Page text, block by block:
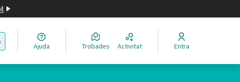
Elegir el idioma
Ajuda Trobades Activitat Entra